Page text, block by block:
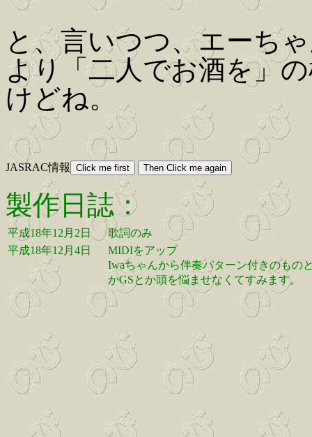
と、言いつつ、エーち
より「二人でお酒を」
けどね。
JASRAC情報
製作日誌：
平成18年12月2日
歌詞のみ
平成18年12月4日
MIDIをアップ
Iwaちゃんから伴奏パターン付きのもの
かGSとか頭を悩ませなくてすみます。